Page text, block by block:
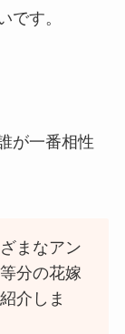
です。
が一番相性
まなアン
分の花嫁
介しま